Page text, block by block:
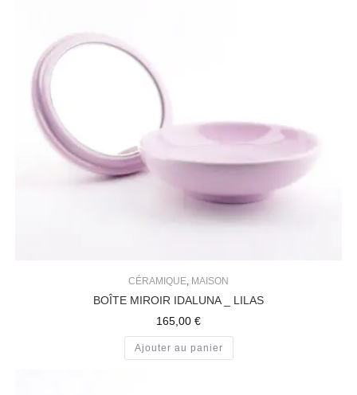
CÉRAMIQUE MAISON
BOÎTE MIROIR IDALUNA _ LILAS
165,00 €
Ajouter au panier